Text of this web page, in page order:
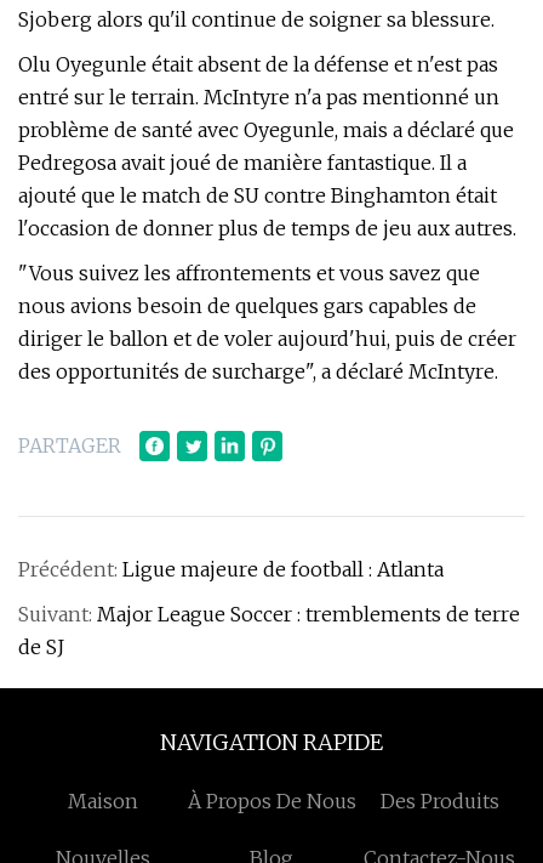
Sjoberg alors qu'il continue de soigner sa blessure.
Olu Oyegunle était absent de la défense et n'est pas
entré sur le terrain. McIntyre n'a pas mentionné un
problème de santé avec Oyegunle, mais a déclaré que
Pedregosa avait joué de manière fantastique. Il a
ajouté que le match de SU contre Binghamton était
l'occasion de donner plus de temps de jeu aux autres.
"Vous suivez les affrontements et vous savez que
nous avions besoin de quelques gars capables de
diriger le ballon et de voler aujourd'hui, puis de créer
des opportunités de surcharge", a déclaré McIntyre.
PARTAGER
Précédent: Ligue majeure de football : Atlanta
Suivant: Major League Soccer : tremblements de terre
de SJ
NAVIGATION RAPIDE
Maison À Propos De Nous Des Produits
Nouvelles Blog Contactez-Nous